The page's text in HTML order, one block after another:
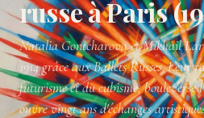
russe à Paris
Natalia Gontcharova et Mikhail
1914 grâce aux Ballets Russes. Leur
futurisme et du cubisme, bouleverse
ouvre vingt ans d'échanges